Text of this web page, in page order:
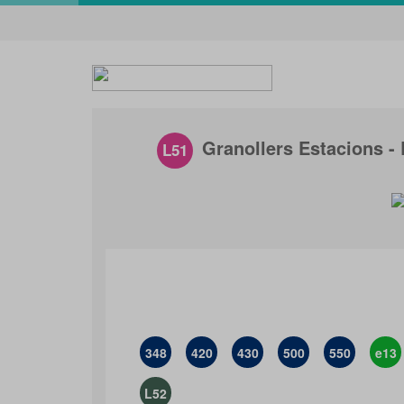
L51 Granollers Estacions -
348 420 430 500 550 e13
L52